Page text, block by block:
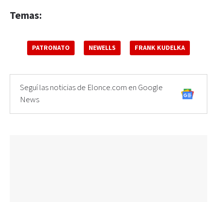
Temas:
PATRONATO NEWELLS FRANK KUDELKA
Seguí las noticias de Elonce.com en Google
News